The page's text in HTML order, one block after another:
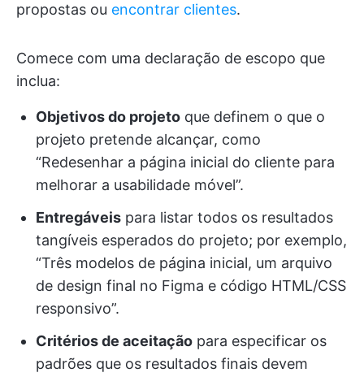
propostas ou encontrar clientes.
Comece com uma declaração de escopo que
inclua:
Objetivos do projeto que definem o que o
projeto pretende alcançar, como
“Redesenhar a página inicial do cliente para
melhorar a usabilidade móvel”.
Entregáveis para listar todos os resultados
tangíveis esperados do projeto; por exemplo,
“Três modelos de página inicial, um arquivo
de design final no Figma e código HTML/CSS
responsivo”.
Critérios de aceitação para especificar os
padrões que os resultados finais devem